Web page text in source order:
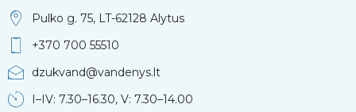
Pulko g. 75, LT-62128 Alytus
+370 700 55510
dzukvand@vandenys.lt
I–IV: 7.30–16.30, V: 7.30–14.00